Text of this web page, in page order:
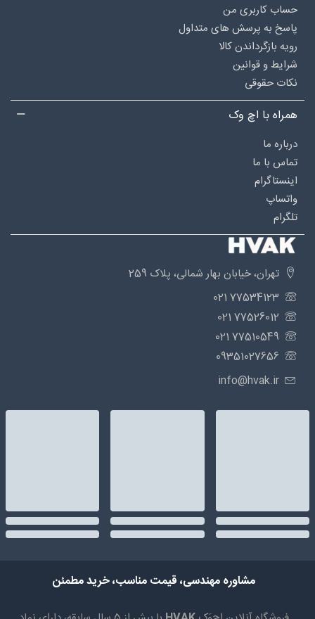
حساب کاربری من
پاسخ به پرسش های متداول
رویه بازگرداندن کالا
شرایط و قوانین
نکات حقوقی
همراه با اچ وک
درباره‌ ما
تماس با ما
اینستاگرام
واتساپ
تلگرام
تهران، خیابان بهار شمالی، پلاک 259
77534123 021
77526012 021
77510549 021
09351027656
info@hvak.ir
مشاوره مهندسی، قیمت مناسب، خرید مطمئن